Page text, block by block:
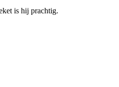
is hij prachtig.